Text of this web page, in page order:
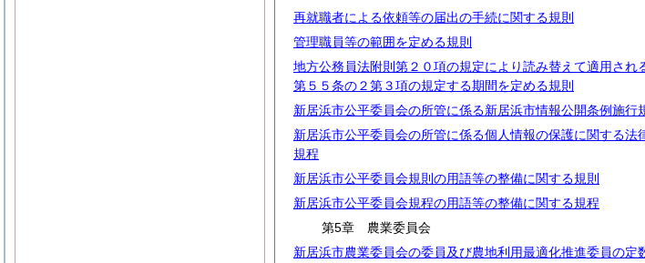
再就職者による依頼等の届出の手続に関する規則
管理職員等の範囲を定める規則
地方公務員法附則第２０項の規定により読み替えて適用され
第５５条の２第３項の規定する期間を定める規則
新居浜市公平委員会の所管に係る新居浜市情報公開条例施行
新居浜市公平委員会の所管に係る個人情報の保護に関する法
規程
新居浜市公平委員会規則の用語等の整備に関する規則
新居浜市公平委員会規程の用語等の整備に関する規程
第5章 農業委員会
新居浜市農業委員会の委員及び農地利用最適化推進委員の定